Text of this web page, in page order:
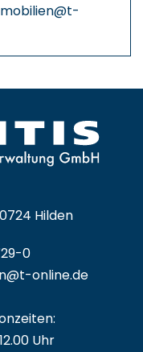
Hilden
0
online.de
Uhr